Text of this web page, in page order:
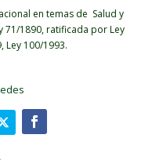
en temas de Salud y
71/1890, ratificada por Ley
Ley 100/1993.